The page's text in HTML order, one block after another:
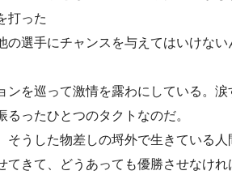
打った
の選手にチャンスを与えてはいけな
ンを巡って激情を露わにしている。
ったひとつのタクトなのだ。
そうした物差しの埒外で生きている人
てきて、どうあっても優勝させなけれ